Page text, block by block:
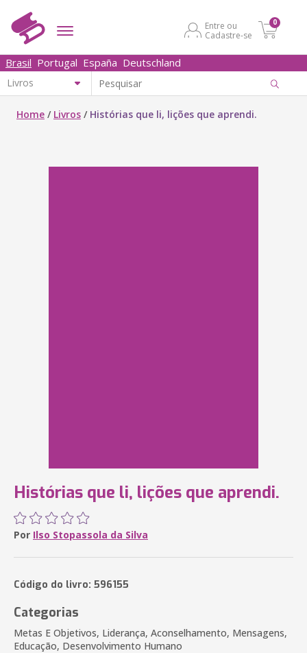
Entre ou
Cadastre-se
0
Brasil Portugal España Deutschland
Home / Livros / Histórias que li, lições que aprendi.
Histórias que li, lições que aprendi.
Por Ilso Stopassola da Silva
Código do livro: 596155
Categorias
Metas E Objetivos, Liderança, Aconselhamento, Mensagens,
Educação, Desenvolvimento Humano